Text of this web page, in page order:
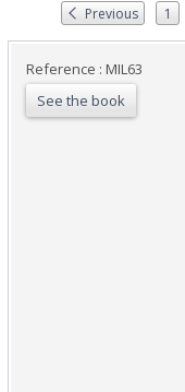
Previous 1
Reference : MIL63
See the book